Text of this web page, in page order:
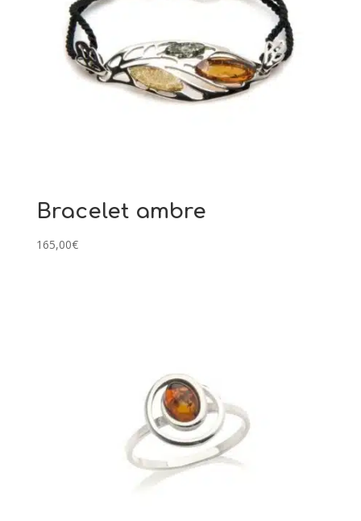
Bracelet ambre
165,00€